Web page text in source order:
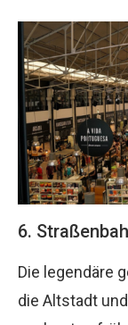
6.
Die legendäre
die Altstadt